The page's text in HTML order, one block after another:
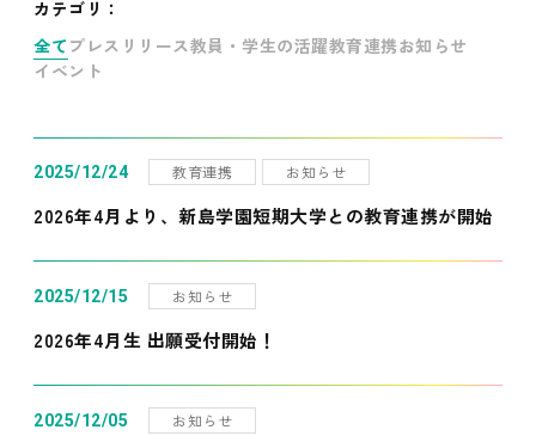
カテゴリ：
全て プレスリリース教員・学生の活躍教育連携お知らせ
イベント
2025/12/24 教育連携 お知らせ
2026年4月より、新島学園短期大学との教育連携が開始
2025/12/15 お知らせ
2026年4月生 出願受付開始！
2025/12/05 お知らせ